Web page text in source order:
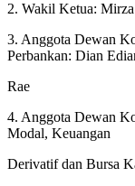
2. Wakil Ketua:
3. Anggota Dewan
Perbankan: Dian
Rae
4. Anggota Dewan
Modal, Keuangan
Derivatif dan Bursa